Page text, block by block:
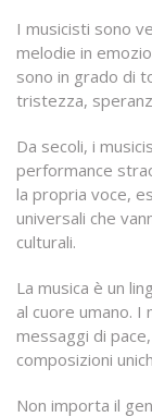
I musicisti sono
melodie in
sono in grado di
tristezza,
Da secoli, i
performance
la propria voce,
universali che
culturali.
La musica è un
al cuore umano.
messaggi di
composizioni
Non importa il